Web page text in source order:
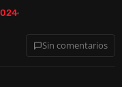
Sin comentarios